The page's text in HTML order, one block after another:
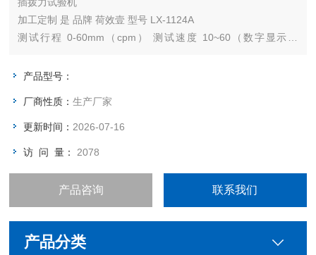
加工定制 是 品牌 荷效壹 型号 LX-1124A
测试行程 0-60mm（cpm） 测试速度 10~60（数字显示）
外形尺寸 约550（D）＊470（W）＊450（H）（mm） 重量
产品型号：
厂商性质：生产厂家
更新时间： 2026-07-16
访 问 量： 2078
产品咨询 联系我们
产品分类